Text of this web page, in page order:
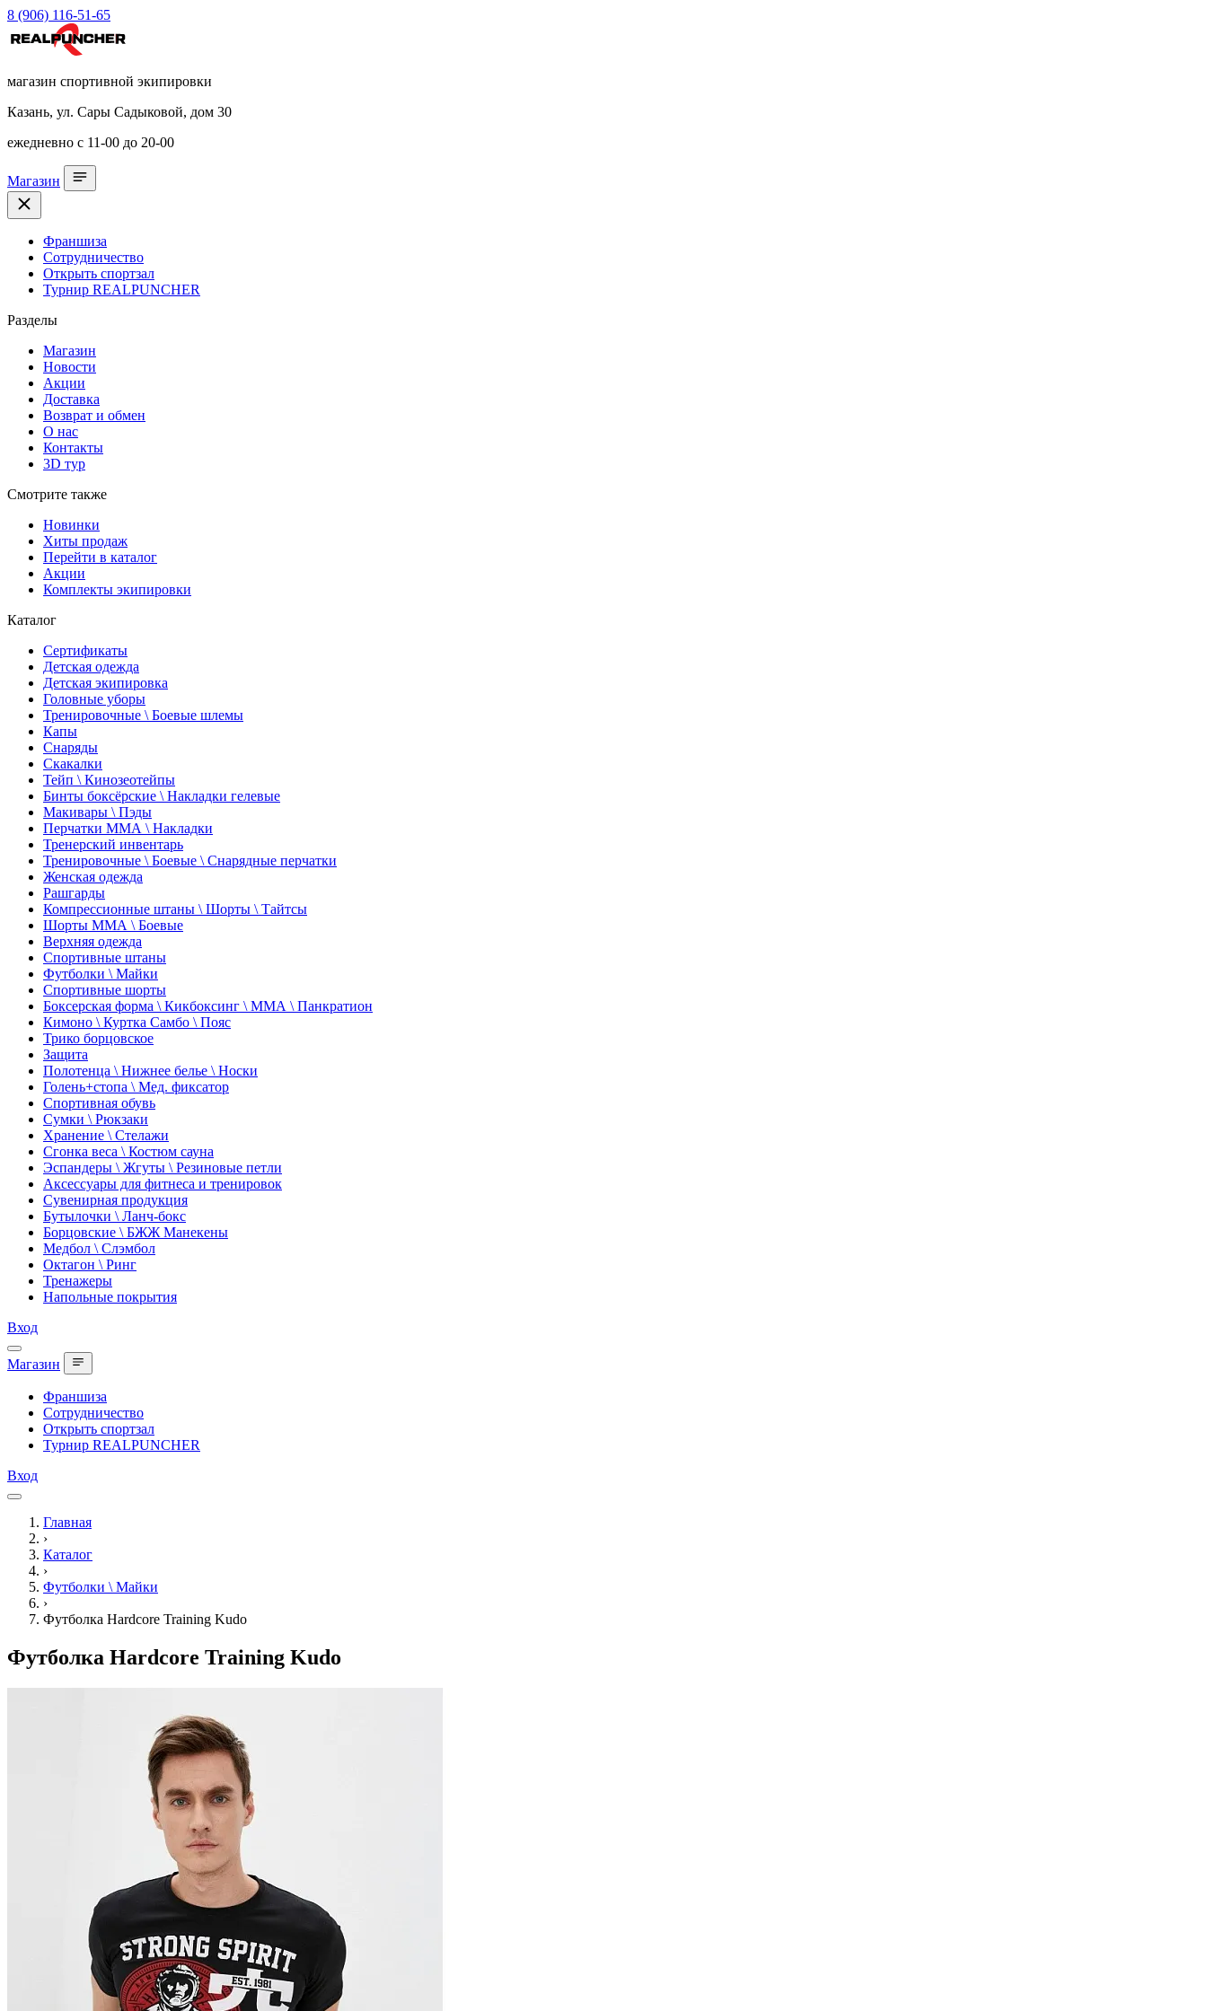
8 (906) 116-51-65
магазин спортивной экипировки
Казань, ул. Сары Садыковой, дом 30
ежедневно с 11-00 до 20-00
Магазин
Франшиза
Сотрудничество
Открыть спортзал
Турнир REALPUNCHER
Разделы
Магазин
Новости
Акции
Доставка
Возврат и обмен
О нас
Контакты
3D тур
Смотрите также
Новинки
Хиты продаж
Перейти в каталог
Акции
Комплекты экипировки
Каталог
Сертификаты
Детская одежда
Детская экипировка
Головные уборы
Тренировочные \ Боевые шлемы
Капы
Снаряды
Скакалки
Тейп \ Кинозеотейпы
Бинты боксёрские \ Накладки гелевые
Макивары \ Пэды
Перчатки ММА \ Накладки
Тренерский инвентарь
Тренировочные \ Боевые \ Снарядные перчатки
Женская одежда
Рашгарды
Компрессионные штаны \ Шорты \ Тайтсы
Шорты ММА \ Боевые
Верхняя одежда
Спортивные штаны
Футболки \ Майки
Спортивные шорты
Боксерская форма \ Кикбоксинг \ ММА \ Панкратион
Кимоно \ Куртка Самбо \ Пояс
Трико борцовское
Защита
Полотенца \ Нижнее белье \ Носки
Голень+стопа \ Мед. фиксатор
Спортивная обувь
Сумки \ Рюкзаки
Хранение \ Стелажи
Сгонка веса \ Костюм сауна
Эспандеры \ Жгуты \ Резиновые петли
Аксессуары для фитнеса и тренировок
Сувенирная продукция
Бутылочки \ Ланч-бокс
Борцовские \ БЖЖ Манекены
Медбол \ Слэмбол
Октагон \ Ринг
Тренажеры
Напольные покрытия
Вход
Магазин
Франшиза
Сотрудничество
Открыть спортзал
Турнир REALPUNCHER
Вход
Главная
›
Каталог
›
Футболки \ Майки
›
Футболка Hardcore Training Kudo
Футболка Hardcore Training Kudo